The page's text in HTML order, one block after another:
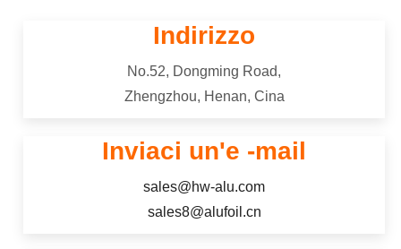
Indirizzo
No.52, Dongming Road,
Zhengzhou, Henan, Cina
Inviaci un'e -mail
sales@hw-alu.com
sales8@alufoil.cn